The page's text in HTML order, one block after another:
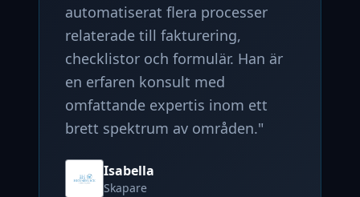
automatiserat flera processer
relaterade till fakturering,
checklistor och formulär. Han är
en erfaren konsult med
omfattande expertis inom ett
brett spektrum av områden."
Isabella
Skapare